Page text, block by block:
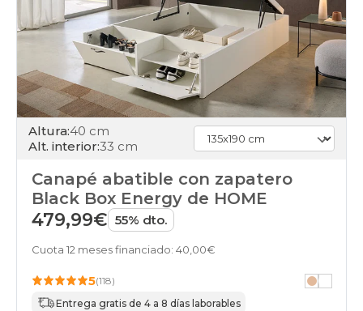
Altura:40 cm
Alt. interior:33 cm
Canapé abatible con zapatero
Black Box Energy de HOME
479,99€ 55% dto.
Cuota 12 meses financiado: 40,00€
5(118)
Entrega gratis de 4 a 8 días laborables